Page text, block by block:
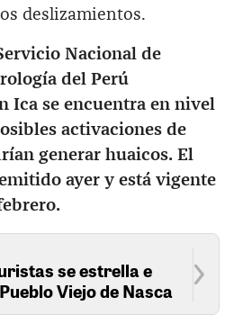
deslizamientos.
Nacional de
del Perú
Ica se encuentra en nivel
activaciones de
generar huaicos. El
ayer y está vigente
se estrella e
Viejo de Nasca